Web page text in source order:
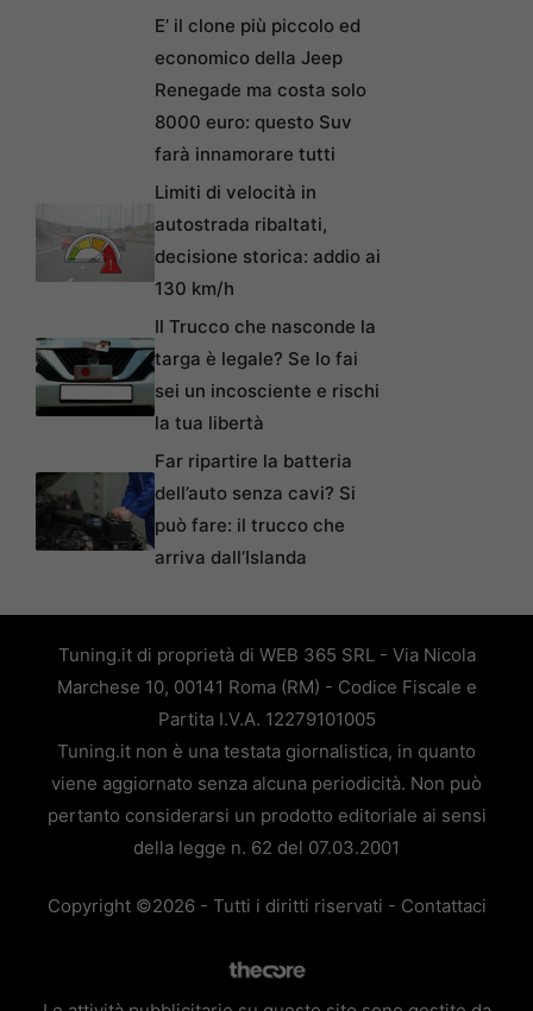
E’ il clone più piccolo ed
economico della Jeep
Renegade ma costa solo
8000 euro: questo Suv
farà innamorare tutti
Limiti di velocità in
autostrada ribaltati,
decisione storica: addio ai
130 km/h
Il Trucco che nasconde la
targa è legale? Se lo fai
sei un incosciente e rischi
la tua libertà
Far ripartire la batteria
dell’auto senza cavi? Si
può fare: il trucco che
arriva dall’Islanda
Tuning.it di proprietà di WEB 365 SRL - Via Nicola
Marchese 10, 00141 Roma (RM) - Codice Fiscale e
Partita I.V.A. 12279101005
Tuning.it non è una testata giornalistica, in quanto
viene aggiornato senza alcuna periodicità. Non può
pertanto considerarsi un prodotto editoriale ai sensi
della legge n. 62 del 07.03.2001
Copyright ©2026 - Tutti i diritti riservati - Contattaci